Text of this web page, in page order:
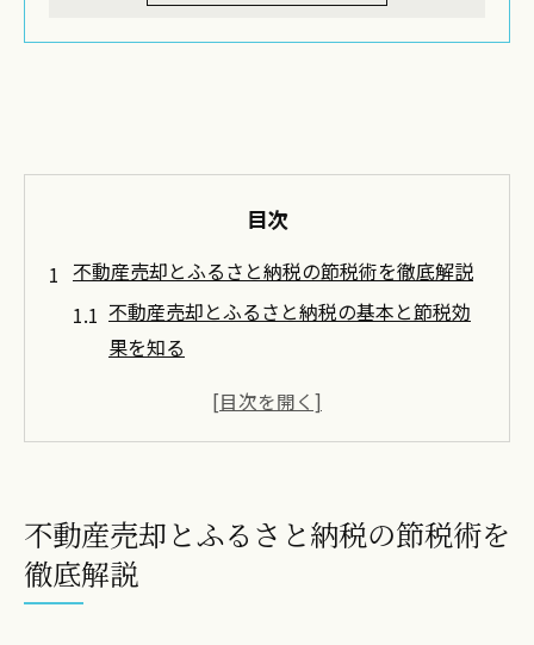
目次
不動産売却とふるさと納税の節税術を徹底解説
不動産売却とふるさと納税の基本と節税効
果を知る
投資用ワンルーム売却時の譲渡所得税と控
不動産売却に伴う税金対策とふるさと納税
活用法
不動産売却とふるさと納税の節税術を
徹底解説